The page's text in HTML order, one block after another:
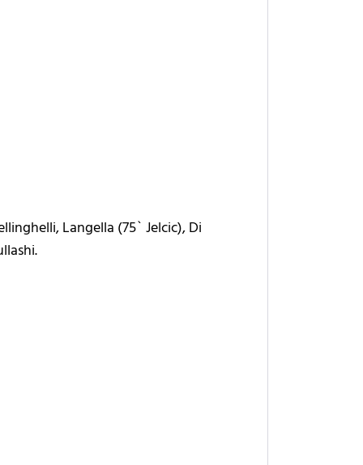
Langella (75` Jelcic), Di